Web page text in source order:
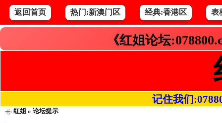
返回首页 热门:新澳门区 经典:香港区 表
《红姐论坛
记住我们
红姐» 论坛提示